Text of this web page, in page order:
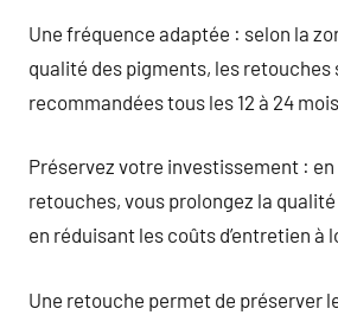
Une fréquence adaptée : selon la
qualité des pigments, les
recommandées tous les 12 à 24
Préservez votre investissement :
retouches, vous prolongez la
en réduisant les coûts d’entretien à
Une retouche permet de préserver